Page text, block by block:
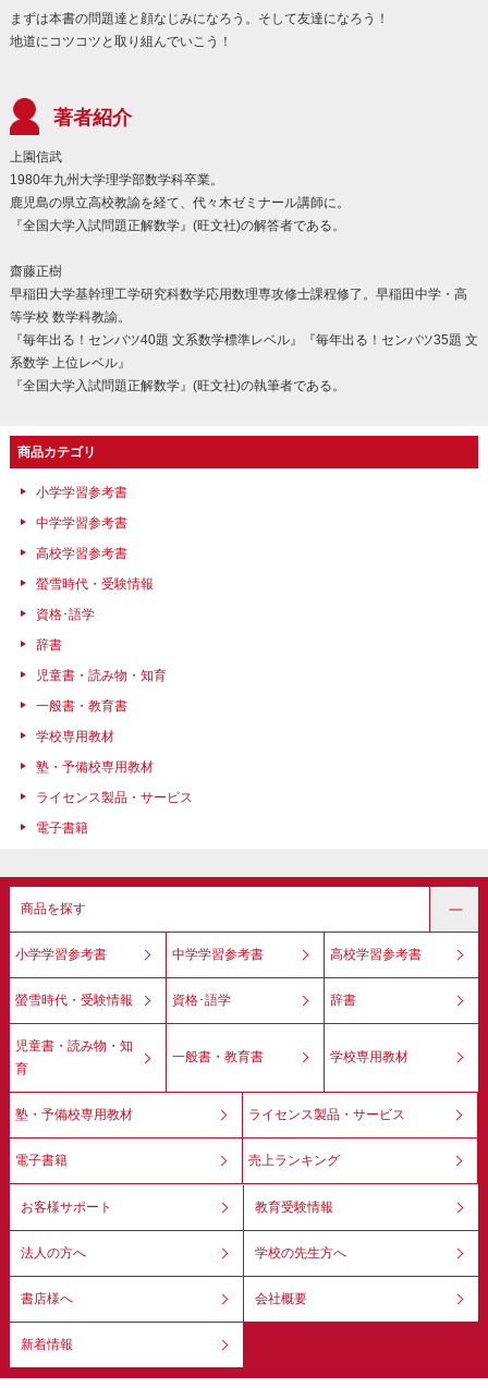
まずは本書の問題達と顔なじみになろう。そして友達になろう！
地道にコツコツと取り組んでいこう！
著者紹介
上園信武
1980年九州大学理学部数学科卒業。
鹿児島の県立高校教諭を経て、代々木ゼミナール講師に。
『全国大学入試問題正解数学』(旺文社)の解答者である。
齋藤正樹
早稲田大学基幹理工学研究科数学応用数理専攻修士課程修了。早稲田中学・高
等学校 数学科教諭。
『毎年出る！センバツ40題 文系数学標準レベル』『毎年出る！センバツ35題 文
系数学 上位レベル』
『全国大学入試問題正解数学』(旺文社)の執筆者である。
商品カテゴリ
小学学習参考書
中学学習参考書
高校学習参考書
螢雪時代・受験情報
資格･語学
辞書
児童書・読み物・知育
一般書・教育書
学校専用教材
塾・予備校専用教材
ライセンス製品・サービス
電子書籍
商品を探す
小学学習参考書 中学学習参考書 高校学習参考書
螢雪時代・受験情報 資格･語学 辞書
児童書・読み物・知
育
一般書・教育書 学校専用教材
塾・予備校専用教材 ライセンス製品・サービス
電子書籍 売上ランキング
お客様サポート 教育受験情報
法人の方へ 学校の先生方へ
書店様へ 会社概要
新着情報